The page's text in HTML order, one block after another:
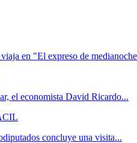
en "El expreso de
el economista David Ricardo...
concluye una visita...